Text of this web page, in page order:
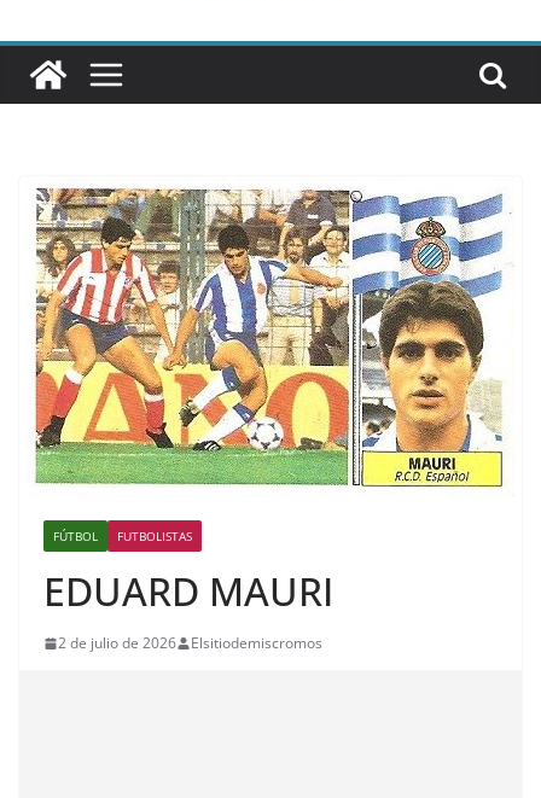
FÚTBOL FUTBOLISTAS
EDUARD MAURI
2 de julio de 2026 Elsitiodemiscromos